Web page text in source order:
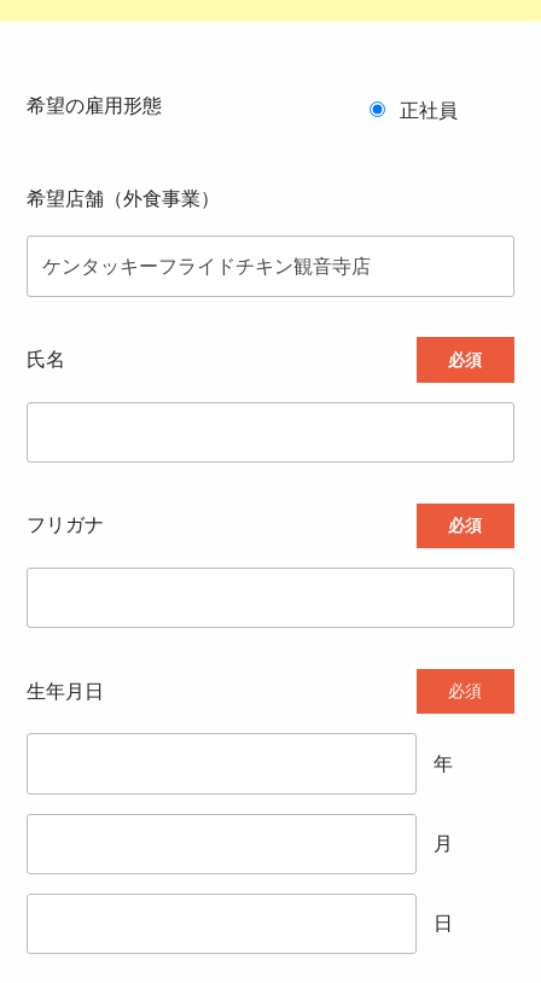
希望の雇用形態 正社員
希望店舗（外食事業）
氏名 必須
フリガナ 必須
生年月日 必須
年
月
日